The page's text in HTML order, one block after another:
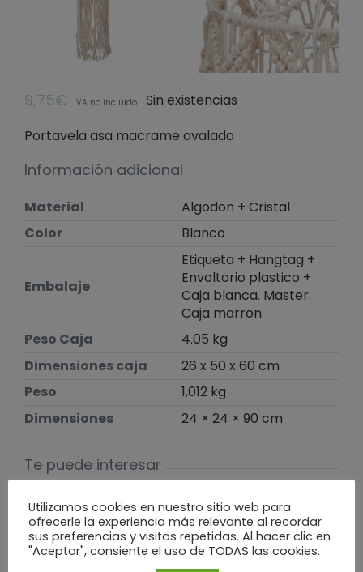
9,75€ IVA no incluido
Sin existencias
Portavela asa macrame ovalado
Información adicional
Material
Algodon + Cristal
Color
Blanco
Embalaje
Etiqueta + Hangtag +
Envoltorio plastico +
Caja blanca. Master:
Caja marron
Peso Caja
4.05 kg
Dimensiones caja
26 x 50 x 60 cm
Peso
1,012 kg
Dimensiones
24 × 24 × 90 cm
Te puede interesar
Utilizamos cookies en nuestro sitio web para
ofrecerle la experiencia más relevante al recordar
sus preferencias y visitas repetidas. Al hacer clic en
"Aceptar", consiente el uso de TODAS las cookies.